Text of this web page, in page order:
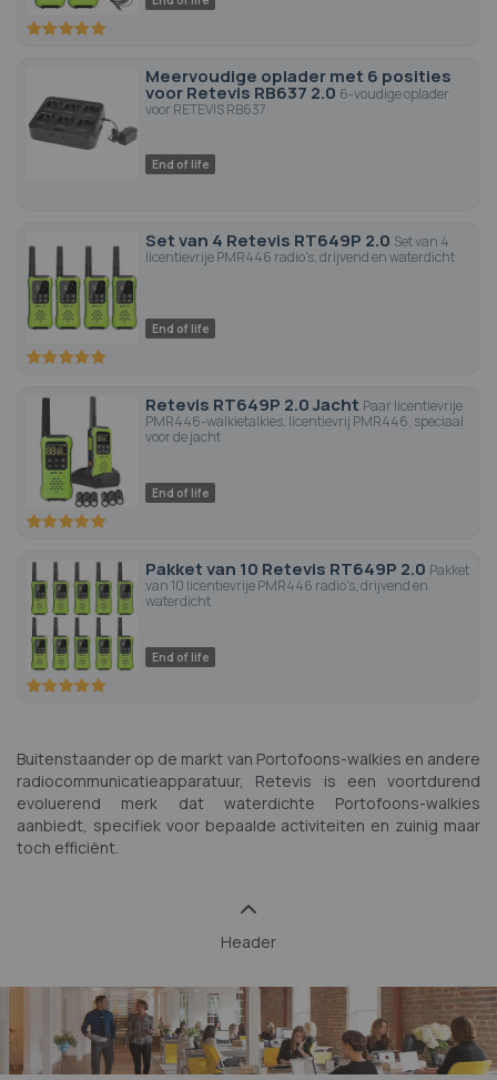
100 100
Meervoudige oplader met 6 posities
voor Retevis RB637 2.0 6-voudige oplader
voor RETEVIS RB637
End of life
Set van 4 Retevis RT649P 2.0 Set van 4
licentievrije PMR446 radio's, drijvend en waterdicht
100 100
End of life
Retevis RT649P 2.0 Jacht Paar licentievrije
PMR446-walkietalkies, licentievrij PMR446, speciaal
voor de jacht
100 100
End of life
Pakket van 10 Retevis RT649P 2.0 Pakket
van 10 licentievrije PMR446 radio's, drijvend en
waterdicht
100 100
End of life
Buitenstaander op de markt van Portofoons-walkies en andere
radiocommunicatieapparatuur, Retevis is een voortdurend
evoluerend merk dat waterdichte Portofoons-walkies
aanbiedt, specifiek voor bepaalde activiteiten en zuinig maar
toch efficiënt.
Header